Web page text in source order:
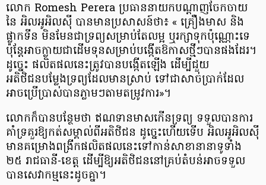
លោក Romesh Perera​ ប្រធាននាយកបណ្ដាញចែកចាយ
នៃ អិលអូអិលស៊ី បានមានប្រសាសន៍ថា៖ « គ្រឿងមាស និង
ផ្លាកទីន មិនមែនជាទ្រព្យសម្រាប់តែលម្អ ឬរក្សាទុកប៉ុណ្ណោះទេ
ប៉ុន្តែអាចក្លាយជាដើមទុនសម្រាប់បង្កើតឱកាសថ្មីៗបានផងដែរ។
ដូច្នេះ ផលិតផលនេះត្រូវបានបង្កើតឡើង ដើម្បីជួយ
អតិថិជនបម្លែងទ្រព្យដែលមានស្រាប់ ទៅជាសាច់ប្រាក់ដែល
អាចប្រើប្រាស់បានភ្លាមៗតាមតម្រូវការ»។
លោកក៏បានបន្ថែមថា​ ឥណទានមាសកើនទ្រព្យ ទទួលបានការ
គាំទ្រគួរឱ្យកត់សម្គាល់ពីអតិថិជន ដូច្នេះហើយទើប អិលអូអិលស៊ី
មានគម្រោងពង្រីកផលិតផលនេះទៅកាន់សាខានានាទូទាំង
២៥ រាជធានី-ខេត្ត ដើម្បីឱ្យអតិថិជននៅគ្រប់តំបន់អាចទទួល
បានសេវាកម្មនេះដូចគ្នា។